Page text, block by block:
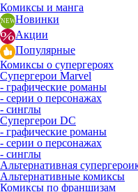
Комиксы и манга
Новинки
Акции
Популярные
Комиксы о супергероях
Супергерои Marvel
- графические романы
- серии о персонажах
- синглы
Супергерои DC
- графические романы
- серии о персонажах
- синглы
Альтернативная
Альтернативные комиксы
Комиксы по франшизам